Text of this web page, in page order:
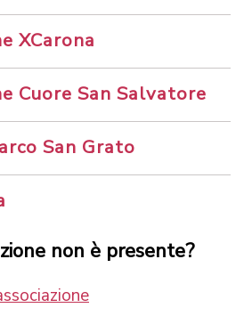
XCarona
Cuore San Salvatore
San Grato
non è presente?